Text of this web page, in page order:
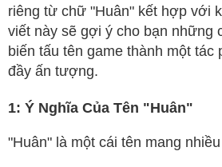
riêng từ chữ "Huân" kết hợp với
viết này sẽ gợi ý cho bạn những
biến tấu tên game thành một tác
đầy ấn tượng.
1: Ý Nghĩa Của Tên "Huân"
"Huân" là một cái tên mang